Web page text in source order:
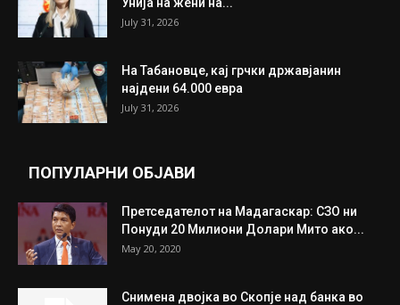
July 31, 2026
На Табановце, кај грчки државјанин
најдени 64.000 евра
July 31, 2026
ПОПУЛАРНИ ОБЈАВИ
Претседателот на Мадагаскар: СЗО ни
Понуди 20 Милиони Долари Мито ако...
May 20, 2020
Снимена двојка во Скопје над банка во